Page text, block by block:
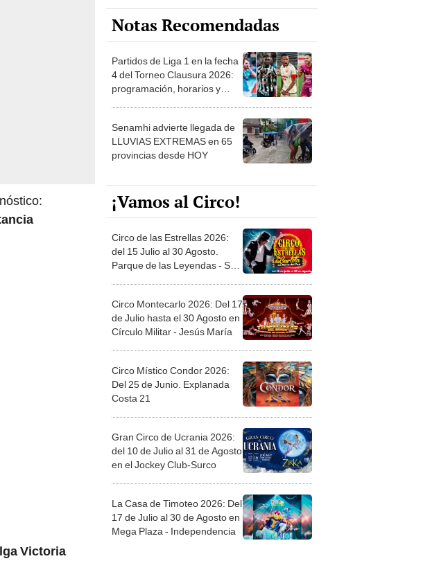
Victoria
Notas Recomendadas
Partidos de Liga 1 en la fecha
4 del Torneo Clausura 2026:
programación, horarios y
Senamhi advierte llegada de
LLUVIAS EXTREMAS en 65
provincias desde HOY
¡Vamos al Circo!
Circo de las Estrellas 2026:
del 15 Julio al 30 Agosto.
Parque de las Leyendas - San
Circo Montecarlo 2026: Del 17
de Julio hasta el 30 Agosto en
Círculo Militar - Jesús María
Circo Místico Condor 2026:
Del 25 de Junio. Explanada
Costa 21
Gran Circo de Ucrania 2026:
del 10 de Julio al 31 de Agosto
en el Jockey Club-Surco
La Casa de Timoteo 2026: Del
17 de Julio al 30 de Agosto en
Mega Plaza - Independencia